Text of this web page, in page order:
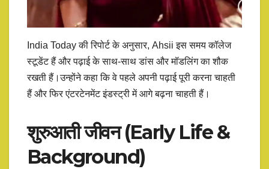
India Today की रिपोर्ट के अनुसार, Ahsii इस समय कॉलेज
स्टूडेंट हैं और पढ़ाई के साथ-साथ डांस और मॉडलिंग का शौक
रखती हैं।उन्होंने कहा कि वे पहले अपनी पढ़ाई पूरी करना चाहती
हैं और फिर एंटरटेनमेंट इंडस्ट्री में आगे बढ़ना चाहती हैं।
शुरुआती जीवन (Early Life &
Background)